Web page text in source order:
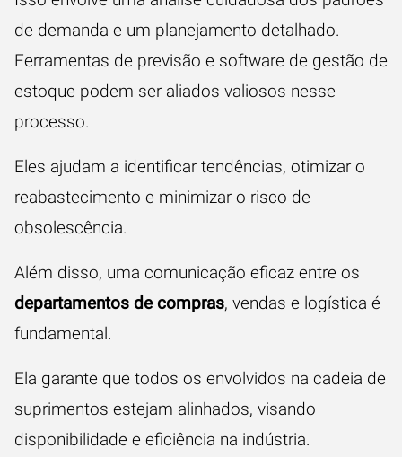
de demanda e um planejamento detalhado.
Ferramentas de previsão e software de gestão de
estoque podem ser aliados valiosos nesse
processo.
Eles ajudam a identificar tendências, otimizar o
reabastecimento e minimizar o risco de
obsolescência.
Além disso, uma comunicação eficaz entre os
departamentos de compras, vendas e logística é
fundamental.
Ela garante que todos os envolvidos na cadeia de
suprimentos estejam alinhados, visando
disponibilidade e eficiência na indústria.